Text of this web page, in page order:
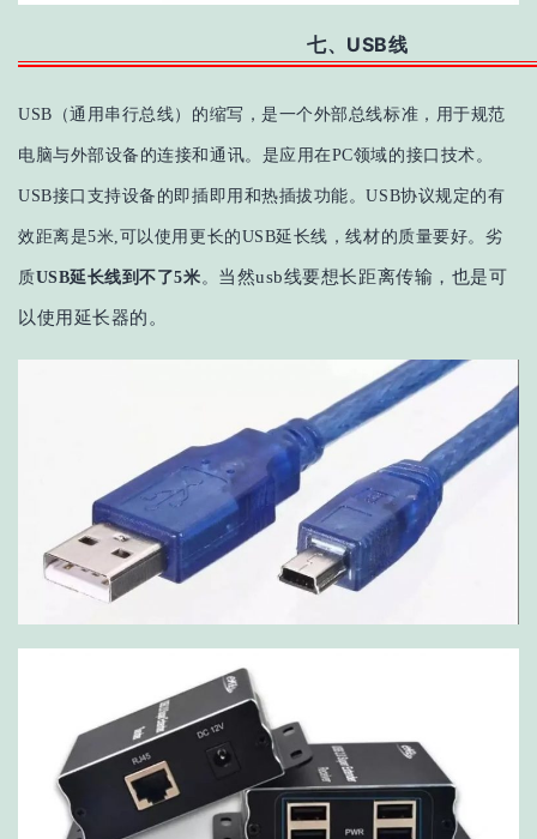
七、USB线
USB（通用串行总线）的缩写，是一个外部总线标准，用于规范
电脑与外部设备的连接和通讯。是应用在PC领域的接口技术。
USB接口支持设备的即插即用和热插拔功能。USB协议规定的有
效距离是5米,可以使用更长的USB延长线，线材的质量要好。劣
质USB延长线到不了5米。 当然usb线要想长距离传输，也是可
以使用延长器的。